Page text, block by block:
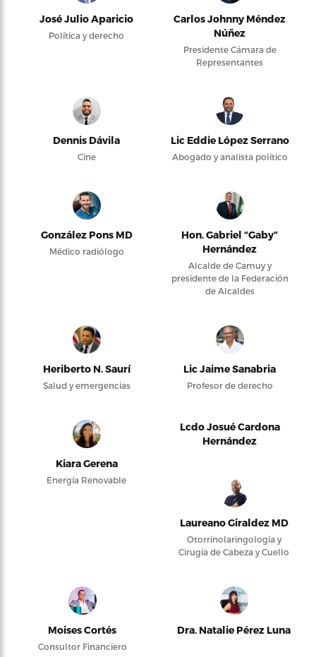
José Julio Aparicio
Política y derecho
Carlos Johnny Méndez
Núñez
Presidente Cámara de
Representantes
Dennis Dávila
Cine
Lic Eddie López Serrano
Abogado y analista político
González Pons MD
Médico radiólogo
Hon. Gabriel “Gaby”
Hernández
Alcalde de Camuy y
presidente de la Federación
de Alcaldes
Heriberto N. Saurí
Salud y emergencias
Lic Jaime Sanabria
Profesor de derecho
Kiara Gerena
Energía Renovable
Lcdo Josué Cardona
Hernández
Laureano Giraldez MD
Otorrinolaringología y
Cirugía de Cabeza y Cuello
Moises Cortés
Consultor Financiero
Dra. Natalie Pérez Luna